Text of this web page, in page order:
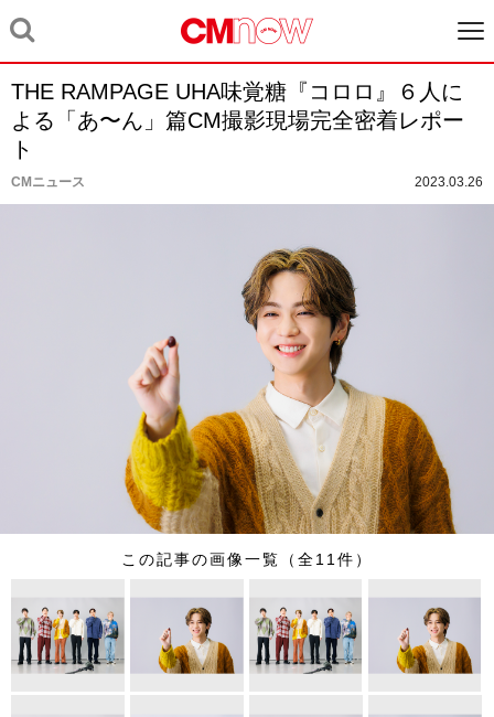
THE RAMPAGE UHA味覚糖『コロロ』６人に
よる「あ〜ん」篇CM撮影現場完全密着レポー
ト
CMニュース 2023.03.26
この記事の画像一覧（全11件）